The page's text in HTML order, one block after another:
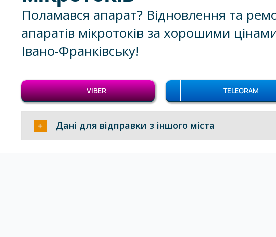
Поламався апарат? Відновлення та
апаратів мікротоків за хорошими
Івано-Франківську!
VIBER TELEGRAM
Дані для відправки з іншого міста